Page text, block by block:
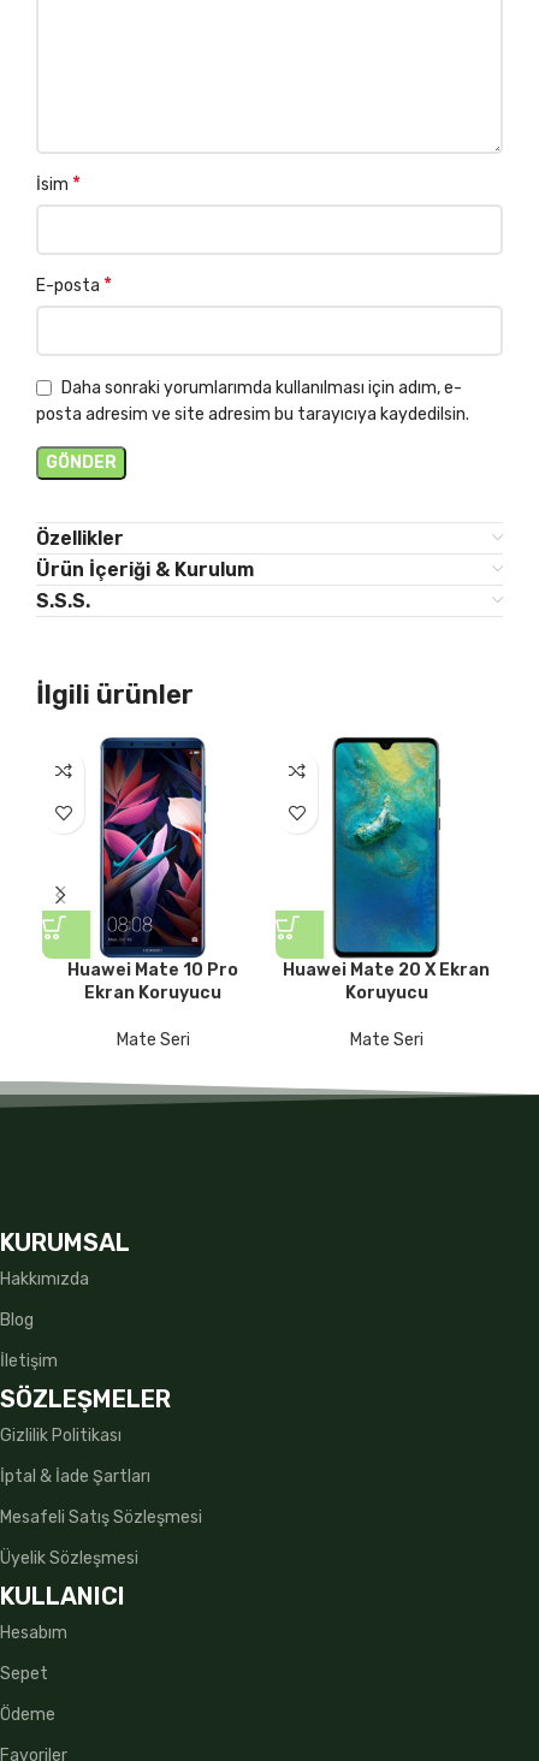
İsim *
E-posta *
Daha sonraki yorumlarımda kullanılması için adım, e-
posta adresim ve site adresim bu tarayıcıya kaydedilsin.
Özellikler
Ürün İçeriği & Kurulum
S.S.S.
İlgili ürünler
Huawei Mate 10 Pro
Ekran Koruyucu
Mate Seri
Huawei Mate 20 X Ekran
Koruyucu
Mate Seri
KURUMSAL
Hakkımızda
Blog
İletişim
SÖZLEŞMELER
Gizlilik Politikası
İptal & İade Şartları
Mesafeli Satış Sözleşmesi
Üyelik Sözleşmesi
KULLANICI
Hesabım
Sepet
Ödeme
Favoriler